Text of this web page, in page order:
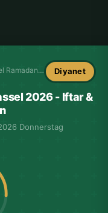
Niederkassel Ramadan-Kalender Diyanet
2026 - Iftar &
Donnerstag